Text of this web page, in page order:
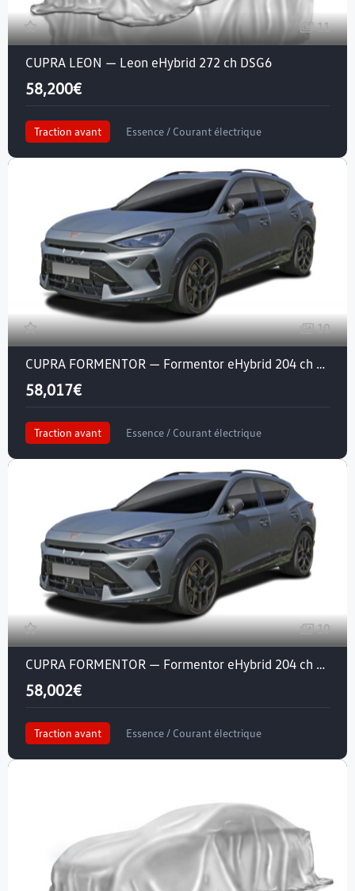
11
CUPRA LEON — Leon eHybrid 272 ch DSG6
58,200€
Traction avant
Essence / Courant électrique
10
CUPRA FORMENTOR — Formentor eHybrid 204 ch DSG6
58,017€
Traction avant
Essence / Courant électrique
10
CUPRA FORMENTOR — Formentor eHybrid 204 ch DSG6
58,002€
Traction avant
Essence / Courant électrique